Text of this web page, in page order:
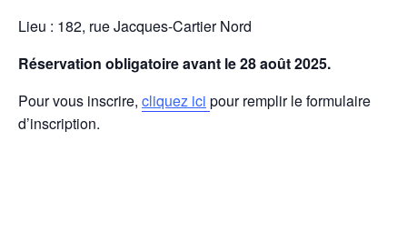
Lieu : 182, rue Jacques-Cartier Nord
Réservation obligatoire avant le 28 août 2025.
Pour vous inscrire, cliquez ici pour remplir le formulaire
d’inscription.